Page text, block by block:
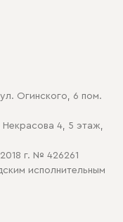
Огинского, 6 пом.
4, 5 этаж,
г. № 426261
исполнительным